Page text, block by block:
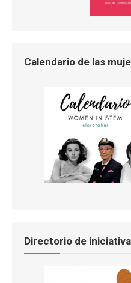
Calendario de las
Directorio de